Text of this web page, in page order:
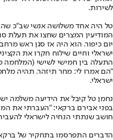
לשירות.
טל היה אחד משלושה אנשי שב"כ
המודיעין המצרים שחצו את תעלת
יום כיפור. הוא היה אז סגן ראש
ישראלי וחיים שילוח חקרו את
התעלה בין חמישי לשישי (המלחמה
"הם אמרו לי: מחר תיזהר. תהיה
ישראלי.
נחמן טל קיבל את הידיעה משלמה
בפני אבירם ברקאי: "העברתי את
חושב שנתתי הנחיה לישראלי
הדברים התפרסמו בתחקיר של